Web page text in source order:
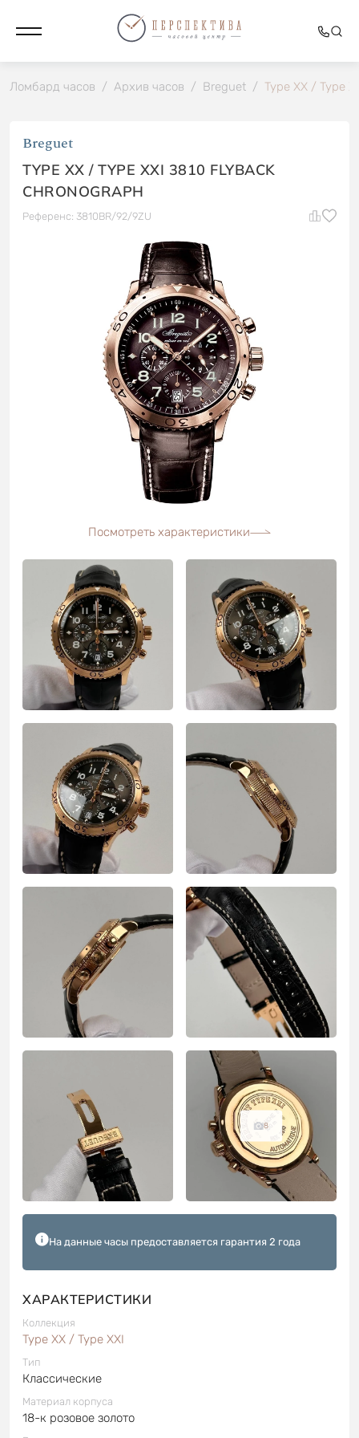
Ломбард часов / Архив часов / Breguet / Type XX / Type
Breguet
TYPE XX / TYPE XXI 3810 FLYBACK
CHRONOGRAPH
Референс: 3810BR/92/9ZU
Посмотреть характеристики
8
На данные часы предоставляется гарантия 2 года
ХАРАКТЕРИСТИКИ
Коллекция
Type XX / Type XXI
Тип
Классические
Материал корпуса
18-к розовое золото